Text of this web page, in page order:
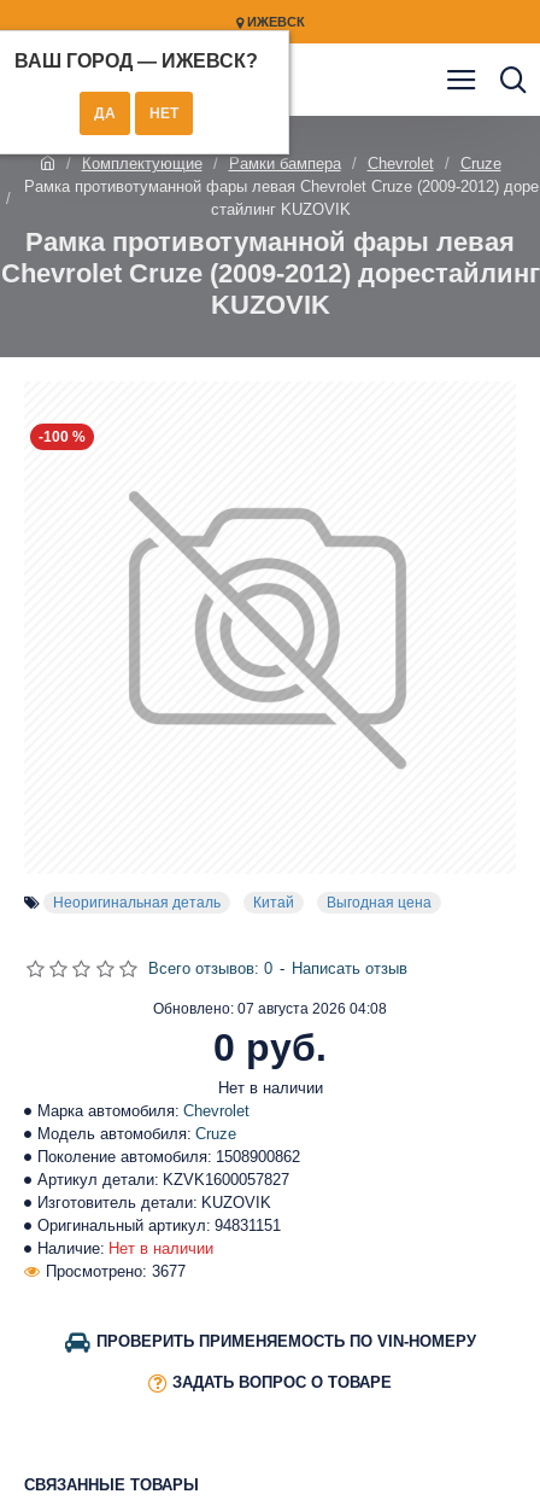
ИЖЕВСК
ВАШ ГОРОД — ИЖЕВСК?
Комплектующие Рамки бампера Chevrolet
Cruze
Рамка противотуманной фары левая Chevrolet Cruze (2009-2012) доре
стайлинг KUZOVIK
Рамка противотуманной фары левая
Chevrolet Cruze (2009-2012) дорестайлинг
KUZOVIK
-100 %
Неоригинальная деталь Китай Выгодная цена
Наличие: Нет в наличии
Марка автомобиля: Chevrolet
Модель автомобиля: Cruze
Поколение автомобиля: 1508900862
Артикул детали: KZVK1600057827
Изготовитель детали: KUZOVIK
Оригинальный артикул: 94831151
Просмотрено: 3677
Обновлено: 07 августа 2026 04:08
Нет в наличии
Всего отзывов: 0 - Написать отзыв
0 руб.
ПРОВЕРИТЬ ПРИМЕНЯЕМОСТЬ ПО VIN-НОМЕРУ
ЗАДАТЬ ВОПРОС О ТОВАРЕ
СВЯЗАННЫЕ ТОВАРЫ